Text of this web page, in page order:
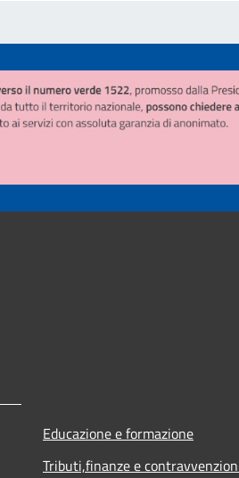
Educazione e formazione
Tributi,finanze e